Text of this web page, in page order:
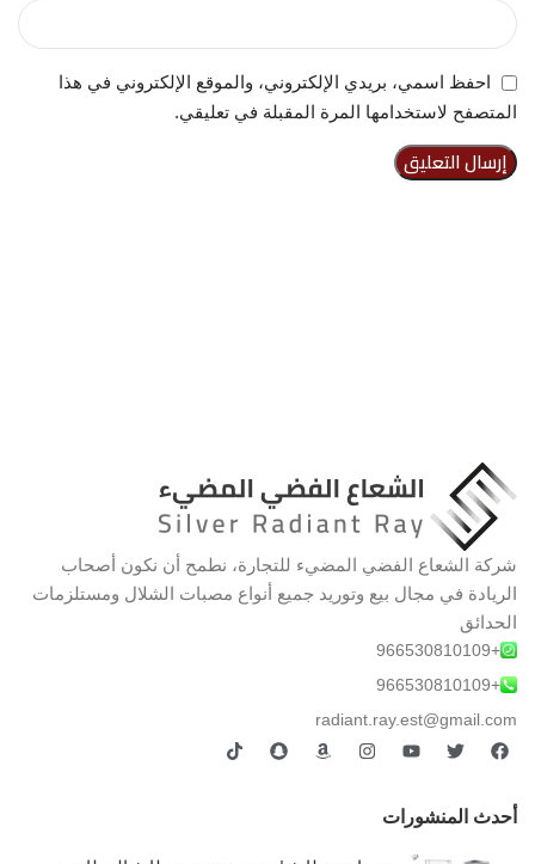
احفظ اسمي، بريدي الإلكتروني، والموقع الإلكتروني في هذا
المتصفح لاستخدامها المرة المقبلة في تعليقي.
شركة الشعاع الفضي المضيء للتجارة، نطمح أن نكون أصحاب
الريادة في مجال بيع وتوريد جميع أنواع مصبات الشلال ومستلزمات
الحدائق
+966530810109
+966530810109
radiant.ray.est@gmail.com
أحدث المنشورات